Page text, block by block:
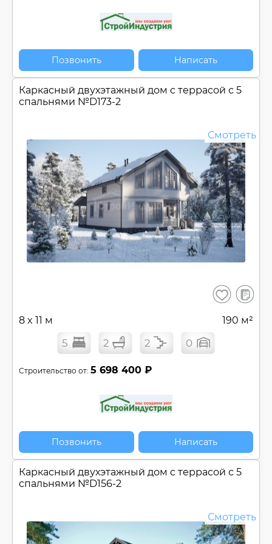
Позвонить Написать
Каркасный двухэтажный дом c террасой с 5
спальнями №D173-2
Смотреть
Сохранить
В
8 x 11 м 190 м²
5 2 2 0
Строительство от: 5 698 400 ₽
Позвонить Написать
Каркасный двухэтажный дом c террасой с 5
спальнями №D156-2
Смотреть